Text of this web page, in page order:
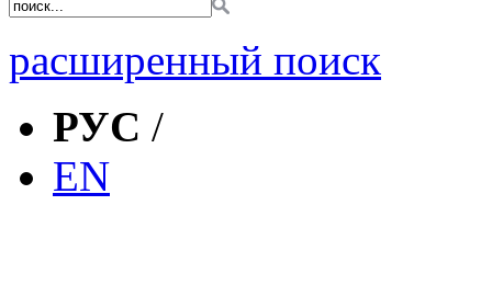
расширенный поиск
РУС /
EN